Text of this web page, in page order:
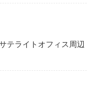
テライトオフィス周辺